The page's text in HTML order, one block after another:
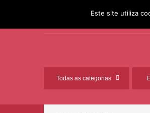
[351] 261 812 881
Este site utiliza